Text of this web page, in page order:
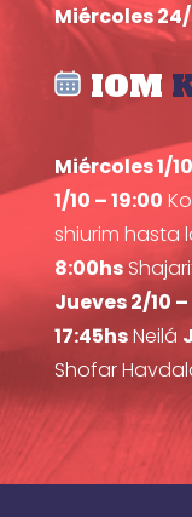
Miércoles 24/
IOM
Miércoles 1/
1/10 – 19:00
shiurim hasta
8:00hs
Jueves 2/10 –
17:45hsNeilá
Shofar